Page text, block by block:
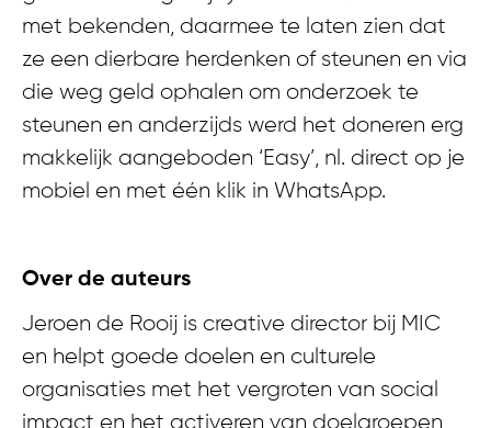
met bekenden, daarmee te laten zien dat
ze een dierbare herdenken of steunen en via
die weg geld ophalen om onderzoek te
steunen en anderzijds werd het doneren erg
makkelijk aangeboden ‘Easy’, nl. direct op je
mobiel en met één klik in WhatsApp.
Over de auteurs
Jeroen de Rooij is creative director bij MIC
en helpt goede doelen en culturele
organisaties met het vergroten van social
impact en het activeren van doelgroepen